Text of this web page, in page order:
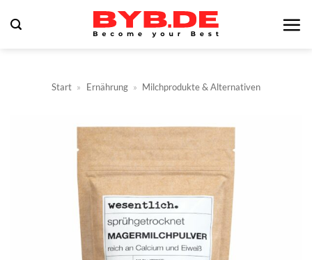
Inhalt
Start » Ernährung » Milchprodukte & Alternativen